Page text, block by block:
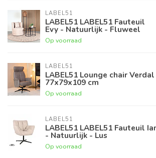
LABEL51
LABEL51 LABEL51 Fauteuil
Evy - Natuurlijk - Fluweel
Op voorraad
LABEL51
LABEL51 Lounge chair Verdal
77x79x109 cm
Op voorraad
LABEL51
LABEL51 LABEL51 Fauteuil
- Natuurlijk - Lus
Op voorraad